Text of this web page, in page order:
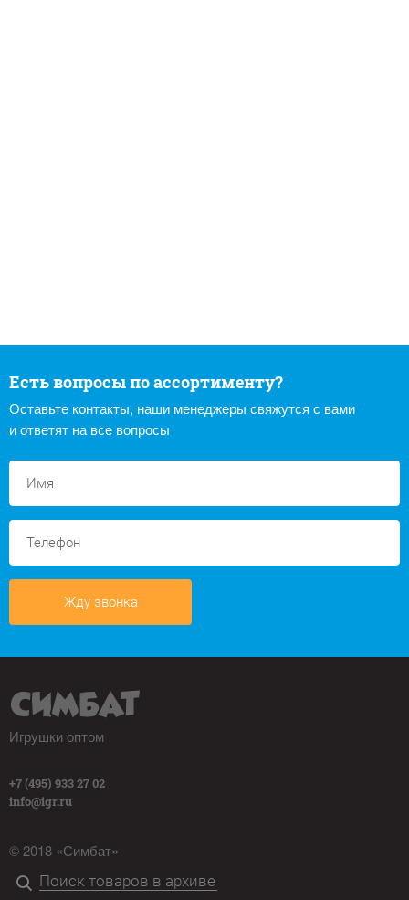
Есть вопросы по ассортименту?
Оставьте контакты, наши менеджеры свяжутся с вами
и ответят на все вопросы
Жду звонка
Игрушки оптом
+7 (495) 933 27 02
info@igr.ru
© 2018 «Симбат»